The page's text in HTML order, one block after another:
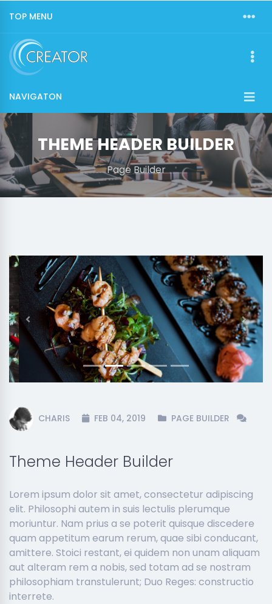
TOP MENU
NAVIGATON
THEME HEADER BUILDER
Page Builder
Previous Next
CHARIS FEB 04, 2019 PAGE BUILDER
Theme Header Builder
Lorem ipsum dolor sit amet, consectetur adipiscing
elit. Philosophi autem in suis lectulis plerumque
moriuntur. Nam prius a se poterit quisque discedere
quam appetitum earum rerum, quae sibi conducant,
amittere. Stoici restant, ei quidem non unam aliquam
aut alteram rem a nobis, sed totam ad se nostram
philosophiam transtulerunt; Duo Reges: constructio
interrete.